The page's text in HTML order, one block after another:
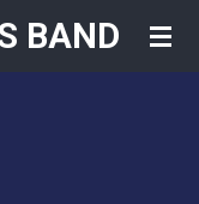
BAND